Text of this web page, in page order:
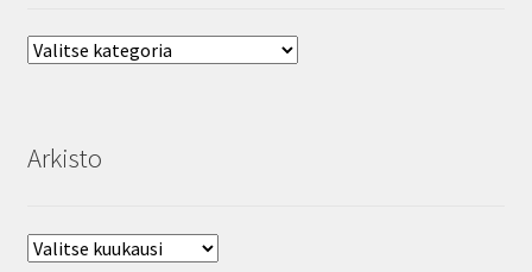
Aihealueet
Arkisto
Arkisto